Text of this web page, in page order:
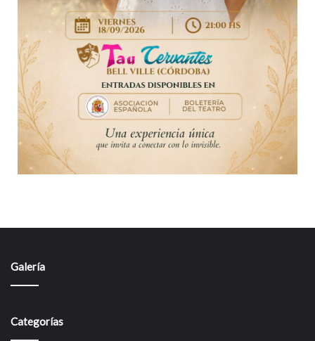
Galería
Categorías